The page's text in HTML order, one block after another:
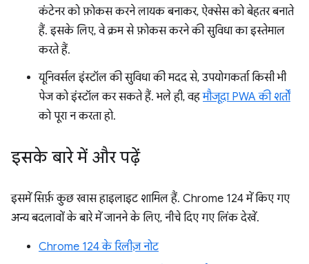
कंटेनर को फ़ोकस करने लायक बनाकर, ऐक्सेस को बेहतर बनाते
हैं. इसके लिए, वे क्रम से फ़ोकस करने की सुविधा का इस्तेमाल
करते हैं.
यूनिवर्सल इंस्टॉल की सुविधा की मदद से, उपयोगकर्ता किसी भी
पेज को इंस्टॉल कर सकते हैं. भले ही, वहमौजूदा PWA की शर्तों
को पूरा न करता हो.
इसके बारे में और पढ़ें
इसमें सिर्फ़ कुछ खास हाइलाइट शामिल हैं. Chrome 124 में किए गए
अन्य बदलावों के बारे में जानने के लिए, नीचे दिए गए लिंक देखें.
Chrome 124 के रिलीज़ नोट